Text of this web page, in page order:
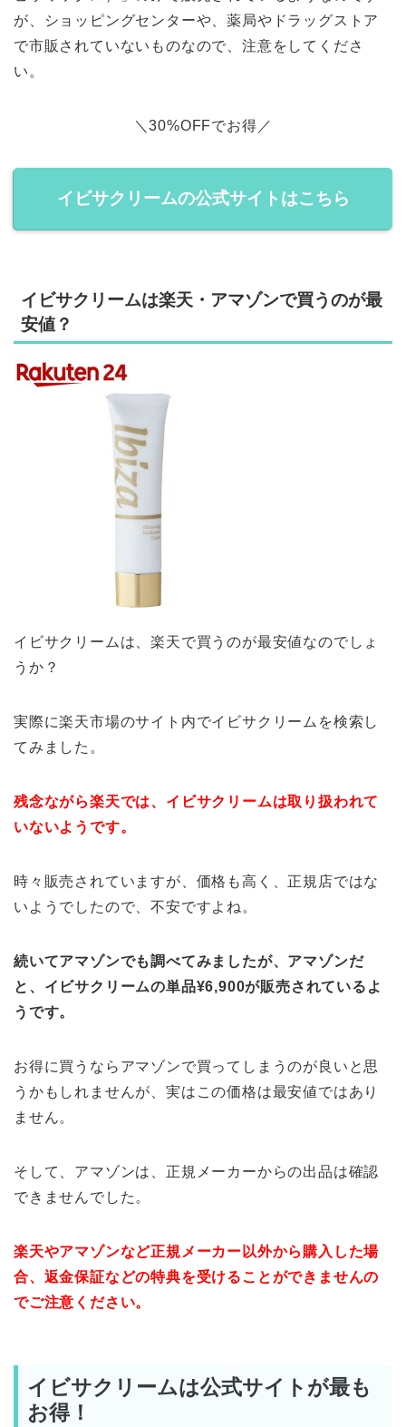
が、ショッピングセンターや、薬局やドラッグストア
で市販されていないものなので、注意をしてくださ
い。
＼30%OFFでお得／
イビサクリームの公式サイトはこちら
イビサクリームは楽天・アマゾンで買うのが最
安値？
イビサクリームは、楽天で買うのが最安値なのでしょ
うか？
実際に楽天市場のサイト内でイビサクリームを検索し
てみました。
残念ながら楽天では、イビサクリームは取り扱われて
いないようです。
時々販売されていますが、価格も高く、正規店ではな
いようでしたので、不安ですよね。
続いてアマゾンでも調べてみましたが、アマゾンだ
と、イビサクリームの単品¥6,900が販売されているよ
うです。
お得に買うならアマゾンで買ってしまうのが良いと思
うかもしれませんが、実はこの価格は最安値ではあり
ません。
そして、アマゾンは、正規メーカーからの出品は確認
できませんでした。
楽天やアマゾンなど正規メーカー以外から購入した場
合、返金保証などの特典を受けることができませんの
でご注意ください。
イビサクリームは公式サイトが最も
お得！